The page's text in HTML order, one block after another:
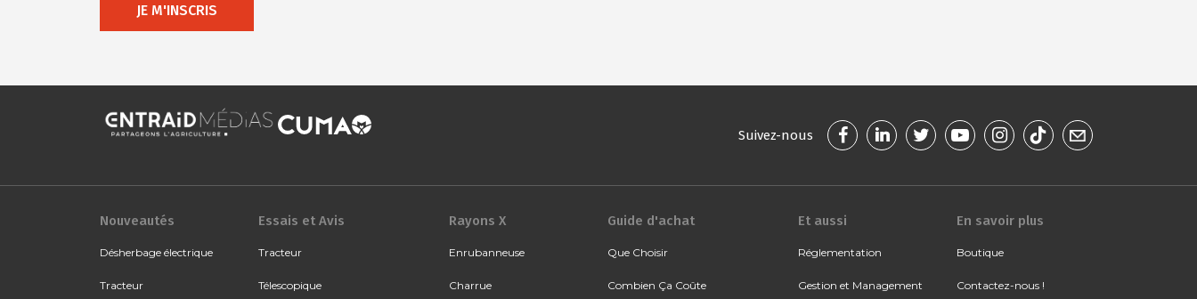
JE M'INSCRIS
Suivez-nous
Nouveautés
Désherbage électrique
Tracteur
Essais et Avis
Tracteur
Télescopique
Rayons X
Enrubanneuse
Charrue
Guide d'achat
Que Choisir
Combien Ça Coûte
Et aussi
Réglementation
Gestion et Management
En savoir plus
Boutique
Contactez-nous !